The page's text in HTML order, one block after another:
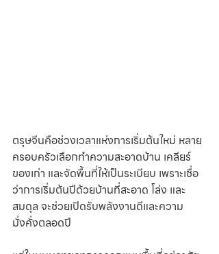
ตรุษจีนคือช่วงเวลาแห่งการเริ่มต้นใหม่ หลาย
ครอบครัวเลือกทำความสะอาดบ้าน เคลียร์
ของเก่า และจัดพื้นที่ให้เป็นระเบียบ เพราะเชื่อ
ว่าการเริ่มต้นปีด้วยบ้านที่สะอาด โล่ง และ
สมดุล จะช่วยเปิดรับพลังงานดีและความ
มั่งคั่งตลอดปี